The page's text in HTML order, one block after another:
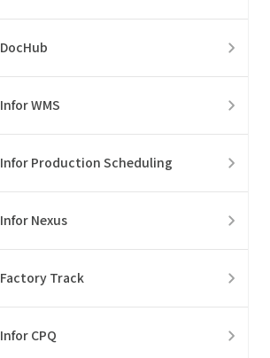
DocHub
Infor WMS
Infor Production Scheduling
Infor Nexus
Factory Track
Infor CPQ